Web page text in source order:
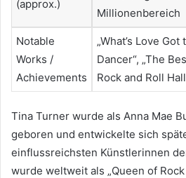
(approx.)
Millionenbereich
Notable
Works /
Achievements
„What’s Love
Dancer“, „The
Rock and Roll
Tina Turner wurde als Anna Mae
geboren und entwickelte sich
einflussreichsten Künstlerinnen
wurde weltweit als „Queen of Rock